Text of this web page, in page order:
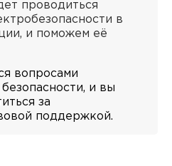
проводиться
в
и поможем её
вопросами
и вы
за
поддержкой.